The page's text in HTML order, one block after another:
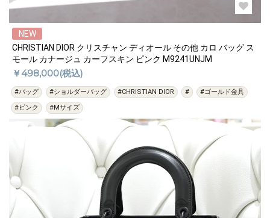
NEW
CHRISTIAN DIOR クリスチャン ディオール その他 カロ バッグ ス
モール カナージュ カーフスキン ピンク M9241UNJM
￥498,000(税込)
#バッグ #ショルダーバッグ #CHRISTIAN DIOR #
#ゴールド金具
#ピンク
#Mサイズ